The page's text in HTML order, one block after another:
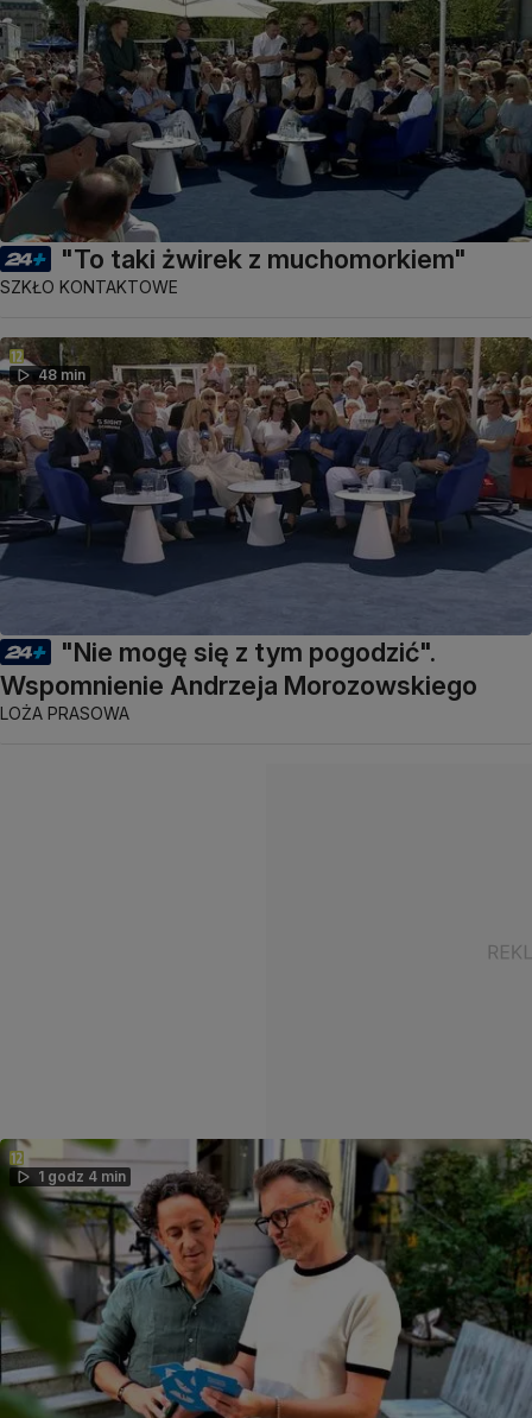
"To taki żwirek z muchomorkiem"
SZKŁO KONTAKTOWE
48 min
"Nie mogę się z tym pogodzić".
Wspomnienie Andrzeja Morozowskiego
LOŻA PRASOWA
1 godz 4 min